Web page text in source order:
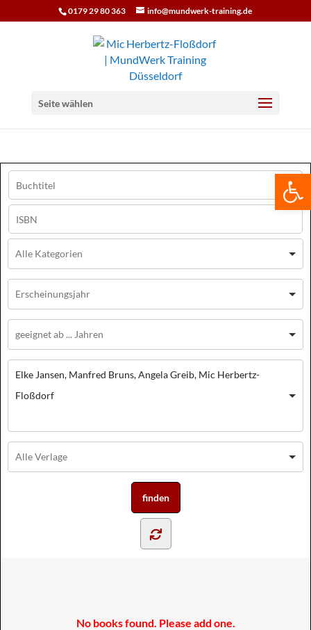
0179 29 80 363 info@mundwerk-training.de
Seite wählen
Elke Jansen, Manfred Bruns, Angela Greib, Mic Herbertz-
Floßdorf
No books found. Please add one.